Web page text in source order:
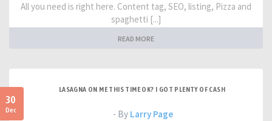
All you need is right here. Content tag, SEO, listing, Pizza and
spaghetti [...]
READ MORE
30
Dec
LASAGNA ON ME THIS TIME OK? I GOT PLENTY OF CASH
- By Larry Page